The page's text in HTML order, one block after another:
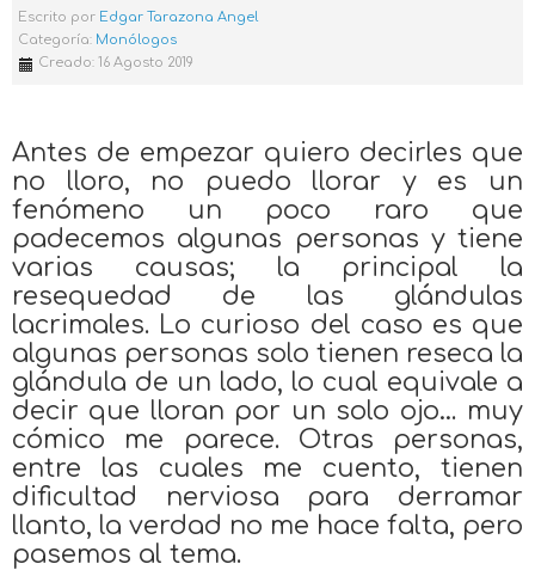
Escrito por Edgar Tarazona Angel
Categoría: Monólogos
Creado: 16 Agosto 2019
Antes de empezar quiero decirles que
no lloro, no puedo llorar y es un
fenómeno un poco raro que
padecemos algunas personas y tiene
varias causas; la principal la
resequedad de las glándulas
lacrimales. Lo curioso del caso es que
algunas personas solo tienen reseca la
glándula de un lado, lo cual equivale a
decir que lloran por un solo ojo… muy
cómico me parece. Otras personas,
entre las cuales me cuento, tienen
dificultad nerviosa para derramar
llanto, la verdad no me hace falta, pero
pasemos al tema.